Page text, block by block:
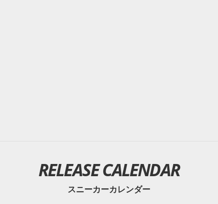
RELEASE CALENDAR
スニーカーカレンダー